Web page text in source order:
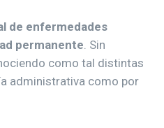
de enfermedades
permanente. Sin
como tal distintas
administrativa como por